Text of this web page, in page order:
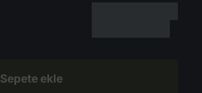
Sepete ekle